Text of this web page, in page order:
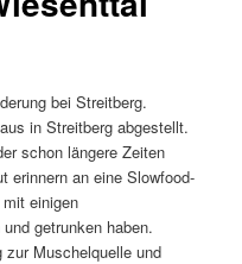
bei Streitberg.
in Streitberg abgestellt.
schon längere Zeiten
erinnern an eine Slowfood-
mit einigen
getrunken haben.
Muschelquelle und